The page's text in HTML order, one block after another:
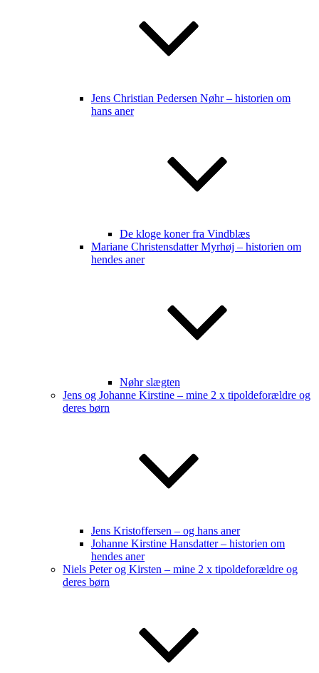
Jens Christian Pedersen Nøhr – historien om
hans aner
De kloge koner fra Vindblæs
Mariane Christensdatter Myrhøj – historien om
hendes aner
Nøhr slægten
Jens og Johanne Kirstine – mine 2 x tipoldeforældre og
deres børn
Jens Kristoffersen – og hans aner
Johanne Kirstine Hansdatter – historien om
hendes aner
Niels Peter og Kirsten – mine 2 x tipoldeforældre og
deres børn